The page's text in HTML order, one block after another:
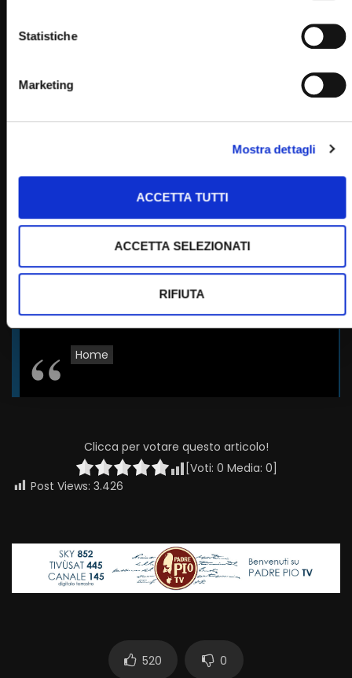
Statistiche
Marketing
Mostra dettagli
ACCETTA TUTTI
ACCETTA SELEZIONATI
RIFIUTA
Padre Pio
Emittente televisiva cattolica dei frati cappuccini di San
Giovanni Rotondo.
Puoi guardare Padre Pio Tv
su Tv Sat al canale 445,
su Sky al canale 852,
in streaming sul sito internet:
Home
Clicca per votare questo articolo!
[Voti: 0 Media: 0]
Post Views: 3.426
520 0